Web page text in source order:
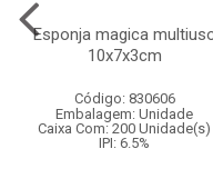
Esponja magica
10x7x3cm
Código: 830606
Embalagem: Unidade
Caixa Com: 200 Unidade(s)
IPI: 6.5%